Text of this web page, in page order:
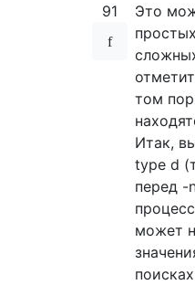
91
Это
том
Итак,
type d
перед -
может